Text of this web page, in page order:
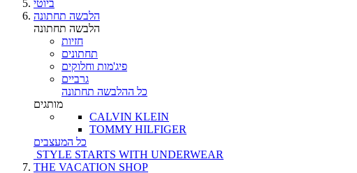
ביוטי
הלבשה תחתונה
הלבשה תחתונה
חזיות
תחתונים
פיג'מות וחלוקים
גרביים
כל ההלבשה תחתונה
מותגים
CALVIN KLEIN
TOMMY HILFIGER
כל המעצבים
STYLE STARTS WITH UNDERWEAR
THE VACATION SHOP